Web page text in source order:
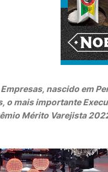
nascido em
o mais importante
Mérito Varejista